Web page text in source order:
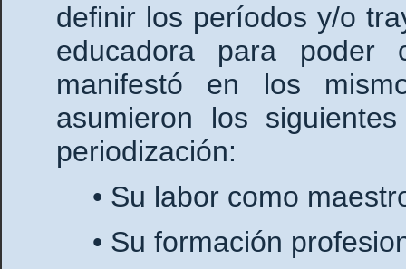
definir los períodos y/o
educadora para poder
manifestó en los
asumieron los
periodización:
• Su labor como
• Su formación